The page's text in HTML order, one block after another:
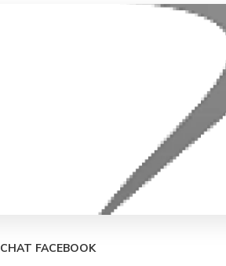
CHAT FACEBOOK